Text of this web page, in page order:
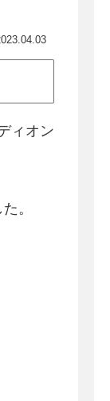
ィオン
。